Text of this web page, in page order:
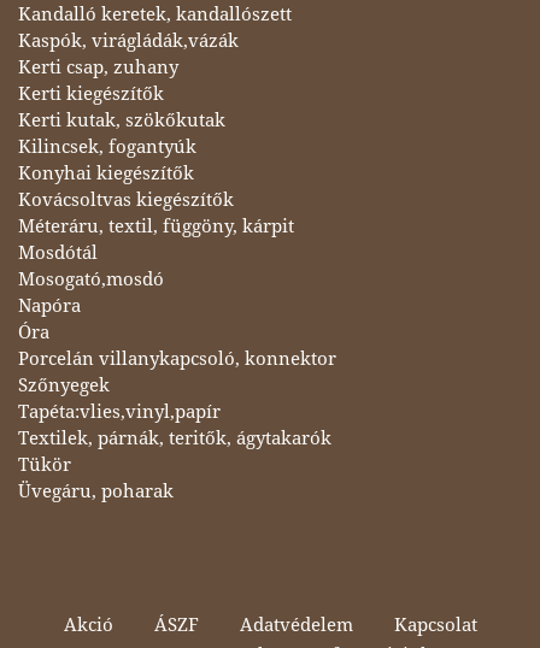
Kandalló keretek, kandallószett
Kaspók, virágládák,vázák
Kerti csap, zuhany
Kerti kiegészítők
Kerti kutak, szökőkutak
Kilincsek, fogantyúk
Konyhai kiegészítők
Kovácsoltvas kiegészítők
Méteráru, textil, függöny, kárpit
Mosdótál
Mosogató,mosdó
Napóra
Óra
Porcelán villanykapcsoló, konnektor
Szőnyegek
Tapéta:vlies,vinyl,papír
Textilek, párnák, teritők, ágytakarók
Tükör
Üvegáru, poharak
Akció ÁSZF Adatvédelem
Kapcsolat